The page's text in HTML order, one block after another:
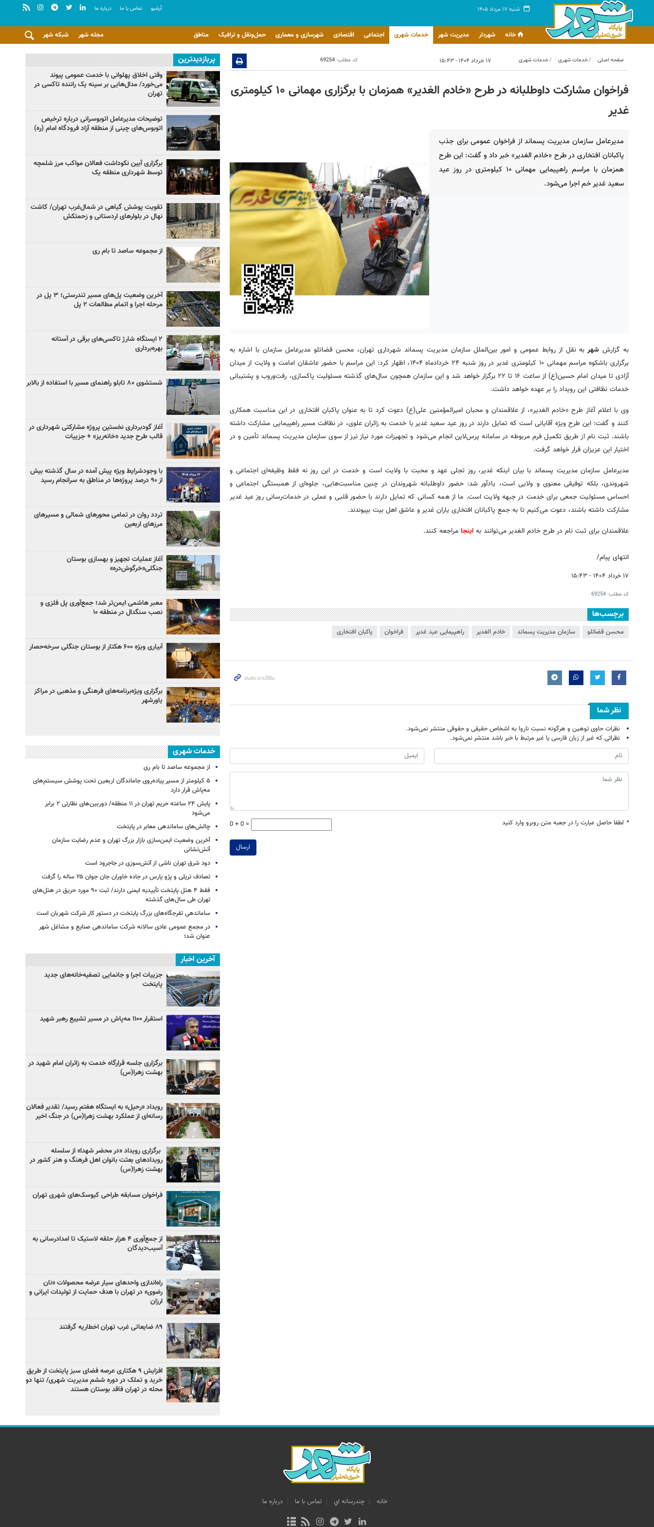
شنبه ۱۷ مرداد ۱۴۰۵ آرشيو تماس با ما درباره ما
خانه شهردار مدیریت شهر خدمات شهری اجتماعی اقتصادی شهرسازی و معماری حمل‌ونقل و ترافیک مناطق شبکه شهر مجله شهر
صفحه اصلی خدمات شهری خدمات شهری ۱۷ خرداد ۱۴۰۴ - ۱۵:۴۳ کد مطلب: 69254
فراخوان مشارکت داوطلبانه در طرح «خادم الغدیر» همزمان با برگزاری مهمانی ۱۰ کیلومتری
غدیر
مدیرعامل سازمان مدیریت پسماند از فراخوان عمومی برای جذب
پاکبانان افتخاری در طرح «خادم الغدیر» خبر داد و گفت: این طرح
همزمان با مراسم راهپیمایی مهمانی ۱۰ کیلومتری در روز عید
سعید غدیر خم اجرا می‌شود.
به گزارش شهر به نقل از روابط عمومی و امور بین‌الملل سازمان مدیریت پسماند شهرداری تهران، محسن قضاتلو مدیرعامل سازمان با اشاره به
برگزاری باشکوه مراسم مهمانی ۱۰ کیلومتری غدیر در روز شنبه ۲۴ خردادماه ۱۴۰۴، اظهار کرد: این مراسم با حضور عاشقان امامت و ولایت از میدان
آزادی تا میدان امام حسین(ع) از ساعت ۱۶ تا ۲۲ برگزار خواهد شد و این سازمان همچون سال‌های گذشته مسئولیت پاکسازی، رفت‌وروب و پشتیبانی
خدمات نظافتی این رویداد را بر عهده خواهد داشت.
وی با اعلام آغاز طرح «خادم الغدیر»، از علاقمندان و محبان امیرالمؤمنین علی(ع) دعوت کرد تا به عنوان پاکبان افتخاری در این مناسبت همکاری
کنند و گفت: این طرح ویژه آقایانی است که تمایل دارند در روز عید سعید غدیر با خدمت به زائران علوی، در نظافت مسیر راهپیمایی مشارکت داشته
باشند. ثبت‌ نام از طریق تکمیل فرم مربوطه در سامانه پرس‌لاین انجام می‌شود و تجهیزات مورد نیاز نیز از سوی سازمان مدیریت پسماند تأمین و در
اختیار این عزیزان قرار خواهد گرفت.
مدیرعامل سازمان مدیریت پسماند با بیان اینکه غدیر، روز تجلی عهد و محبت با ولایت است و خدمت در این روز نه فقط وظیفه‌ای اجتماعی و
شهروندی، بلکه توفیقی معنوی و ولایی است، یادآور شد: حضور داوطلبانه شهروندان در چنین مناسبت‌هایی، جلوه‌ای از همبستگی اجتماعی و
احساس مسئولیت جمعی برای خدمت در جبهه ولایت است. ما از همه کسانی که تمایل دارند با حضور قلبی و عملی در خدمات‌رسانی روز عید غدیر
مشارکت داشته باشند، دعوت می‌کنیم تا به جمع پاکبانان افتخاری یاران غدیر و عاشق اهل بیت بپیوندند.
علاقمندان برای ثبت نام در طرح خادم الغدیر می‌توانند به اینجا مراجعه کنند.
انتهای پیام/
۱۷ خرداد ۱۴۰۴ - ۱۵:۴۳
کد مطلب: 69254
برچسب‌ها
محسن قضاتلو سازمان مديريت پسماند خادم الغدیر راهپیمایی عید غدیر فراخوان پاکبان افتخاری
نظر شما
نظرات حاوی توهین و هرگونه نسبت ناروا به اشخاص حقیقی و حقوقی منتشر نمی‌شود.
نظراتی که غیر از زبان فارسی یا غیر مرتبط با خبر باشد منتشر نمی‌شود.
* لطفا حاصل عبارت را در جعبه متن روبرو وارد کنید 0 + 0 =
ارسال
پربازدیدترین
وقتی اخلاق پهلوانی با خدمت عمومی پیوند
می‌خورد/ مدال‌هایی بر سینه یک راننده تاکسی در
تهران
توضیحات مدیرعامل اتوبوسرانی درباره ترخیص
اتوبوس‌های چینی از منطقه آزاد فرودگاه امام (ره)
برگزاری آیین نکوداشت فعالان مواکب مرز شلمچه
توسط شهرداری منطقه یک
تقویت پوشش گیاهی در شمال‌غرب تهران/ کاشت
نهال در بلوارهای اردستانی و زحمتکش
از مجموعه ساصد تا بام ری
آخرین وضعیت پل‌های مسیر تندرستی؛ ۳ پل در
مرحله اجرا و اتمام مطالعات ۲ پل
۲ ایستگاه شارژ تاکسی‌های برقی در آستانه
بهره‌برداری
شستشوی ۸۰ تابلو راهنمای مسیر با استفاده از بالابر
آغاز گودبرداری نخستین پروژه مشارکتی شهرداری در
قالب طرح جدید «خانه‌ریز» + جزییات
با وجودشرایط ویژه پیش آمده در سال گذشته بیش
از ۹۰ درصد پروژه‌ها در مناطق به سرانجام رسید
تردد روان در تمامی محورهای شمالی و مسیرهای
مرزهای اربعین
آغاز عملیات تجهیز و بهسازی بوستان
جنگلی«خرگوش‌دره»
معبر هاشمی ایمن‌تر شد؛ جمع‌آوری پل فلزی و
نصب سنگدال در منطقه ۱۰
آبیاری ویژه ۶۰۰ هکتار از بوستان جنگلی سرخه‌حصار
برگزاری ویژه‌برنامه‌های فرهنگی و مذهبی در مراکز
یاورشهر
خدمات شهری
از مجموعه ساصد تا بام ری
۵ کیلومتر از مسیر پیاده‌روی جاماندگان اربعین تحت پوشش سیستم‌های
مه‌پاش قرار دارد
پایش ۲۴ ساعته حریم تهران در ۱۱ منطقه/ دوربین‌های نظارتی ۲ برابر
می‌شود
چالش‌های ساماندهی معابر در پایتخت
آخرین وضعیت ایمن‌سازی بازار بزرگ تهران و عدم رضایت سازمان
آتش‌نشانی
دود شرق تهران ناشی از آتش‌سوزی در جاجرود است
تصادف تریلی و پژو پارس در جاده خاوران جان جوان ۲۵ ساله را گرفت
فقط ۴ هتل پایتخت تأییدیه ایمنی دارند/ ثبت ۹۰ مورد حریق در هتل‌های
تهران طی سال‌های گذشته
ساماندهی تفرجگاه‌های بزرگ پایتخت در دستور کار شرکت شهربان است
در مجمع عمومی عادی سالانه شرکت ساماندهی صنایع و مشاغل شهر
عنوان شد؛
آخرین اخبار
جزییات اجرا و جانمایی تصفیه‌خانه‌های جدید
پایتخت
استقرار ۱۱۰۰ مه‌پاش در مسیر تشییع رهبر شهید
برگزاری جلسه قرارگاه خدمت به زائران امام شهید در
بهشت زهرا(س)
رویداد «رحیل» به ایستگاه هفتم رسید/ تقدیر فعالان
رسانه‌ای از عملکرد بهشت زهرا(س) در جنگ اخیر
برگزاری رویداد «در محضر شهدا» از سلسله
رویدادهای بعثت بانوان اهل فرهنگ و هنر کشور در
بهشت زهرا(س)
فراخوان مسابقه طراحی کیوسک‌های شهری تهران
از جمع‌آوری ۴ هزار حلقه لاستیک تا امدادرسانی به
آسیب‌دیدگان
راه‌اندازی واحدهای سیار عرضه محصولات «نان
رضوی» در تهران با هدف حمایت از تولیدات ایرانی و
ارزان
۸۹ ضایعاتی غرب تهران اخطاریه گرفتند
افزایش ۹ هکتاری عرصه فضای سبز پایتخت از طریق
خرید و تملک در دوره ششم مدیریت شهری/ تنها دو
محله در تهران فاقد بوستان هستند
خانه چندرسانه اي تماس با ما درباره ما